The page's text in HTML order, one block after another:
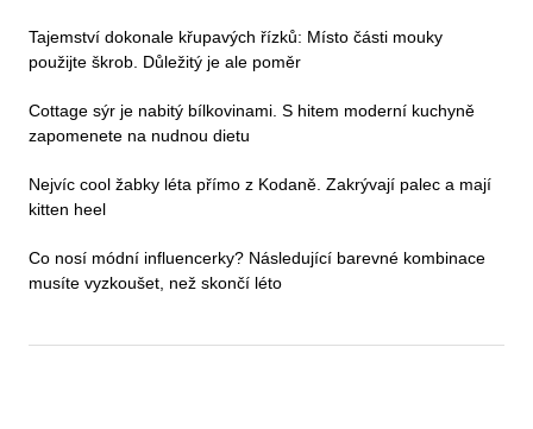
Tajemství dokonale křupavých řízků: Místo části mouky
použijte škrob. Důležitý je ale poměr
Cottage sýr je nabitý bílkovinami. S hitem moderní kuchyně
zapomenete na nudnou dietu
Nejvíc cool žabky léta přímo z Kodaně. Zakrývají palec a mají
kitten heel
Co nosí módní influencerky? Následující barevné kombinace
musíte vyzkoušet, než skončí léto